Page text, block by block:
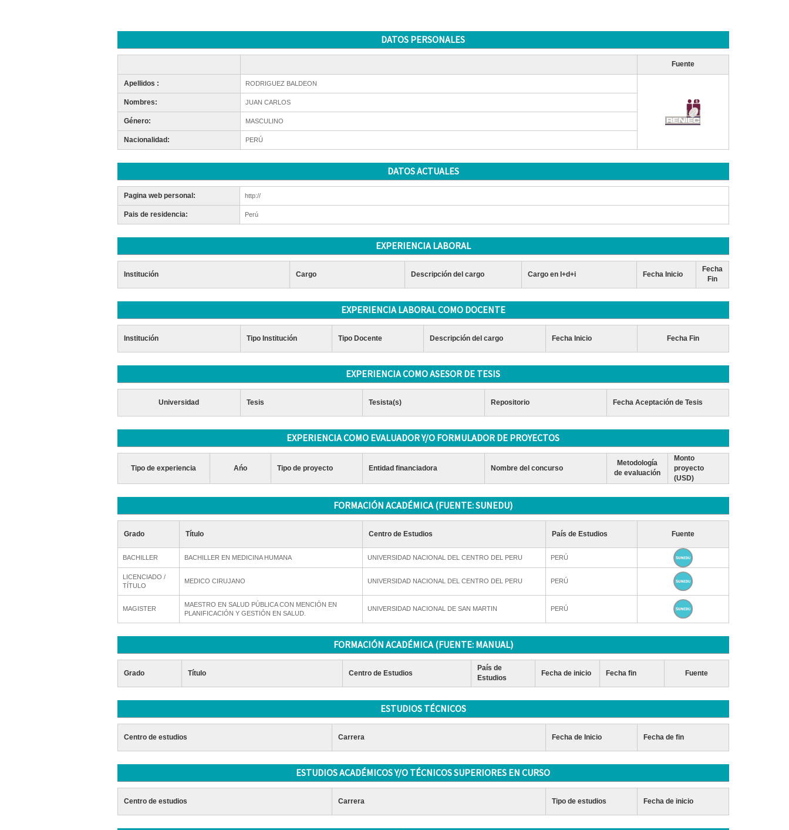
DATOS PERSONALES
Fuente
Apellidos : RODRIGUEZ BALDEON
Nombres: JUAN CARLOS
Género: MASCULINO
Nacionalidad: PERÚ
DATOS ACTUALES
Pagina web personal: http://
Pais de residencia: Perú
EXPERIENCIA LABORAL
Institución Cargo Descripción del cargo Cargo en I+d+i Fecha Inicio
Fecha
Fin
EXPERIENCIA LABORAL COMO DOCENTE
Institución Tipo Institución Tipo Docente Descripción del cargo Fecha Inicio Fecha Fin
EXPERIENCIA COMO ASESOR DE TESIS
Universidad Tesis Tesista(s) Repositorio Fecha Aceptación de Tesis
EXPERIENCIA COMO EVALUADOR Y/O FORMULADOR DE PROYECTOS
Tipo de experiencia Ańo Tipo de proyecto Entidad financiadora Nombre del concurso
Metodología
de evaluación
Monto
proyecto
(USD)
FORMACIÓN ACADÉMICA (FUENTE: SUNEDU)
Grado Título Centro de Estudios País de Estudios Fuente
BACHILLER BACHILLER EN MEDICINA HUMANA UNIVERSIDAD NACIONAL DEL CENTRO DEL PERU PERÚ
LICENCIADO /
TÍTULO
MEDICO CIRUJANO UNIVERSIDAD NACIONAL DEL CENTRO DEL PERU PERÚ
MAGISTER
MAESTRO EN SALUD PÚBLICA CON MENCIÓN EN
PLANIFICACIÓN Y GESTIÓN EN SALUD.
UNIVERSIDAD NACIONAL DE SAN MARTIN PERÚ
FORMACIÓN ACADÉMICA (FUENTE: MANUAL)
Grado Título Centro de Estudios
País de
Estudios
Fecha de inicio Fecha fin Fuente
ESTUDIOS TÉCNICOS
Centro de estudios Carrera Fecha de Inicio Fecha de fin
ESTUDIOS ACADÉMICOS Y/O TÉCNICOS SUPERIORES EN CURSO
Centro de estudios Carrera Tipo de estudios Fecha de inicio